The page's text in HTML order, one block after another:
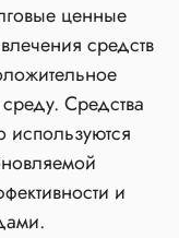
ценные
средств
Средства
и